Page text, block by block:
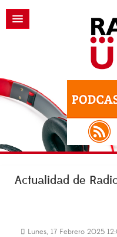
Actualidad de
Lunes, 17 Febrero 2025